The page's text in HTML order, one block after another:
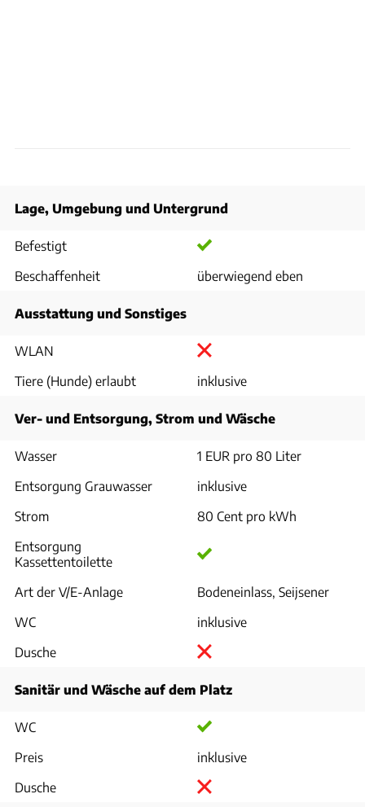
Lage, Umgebung und Untergrund
Befestigt
Beschaffenheit
überwiegend eben
Ausstattung und Sonstiges
WLAN
Tiere (Hunde) erlaubt
inklusive
Ver- und Entsorgung, Strom und Wäsche
Wasser
1 EUR pro 80 Liter
Entsorgung Grauwasser
inklusive
Strom
80 Cent pro kWh
Entsorgung
Kassettentoilette
Art der V/E-Anlage
Bodeneinlass, Seijsener
WC
inklusive
Dusche
Sanitär und Wäsche auf dem Platz
WC
Preis
inklusive
Dusche